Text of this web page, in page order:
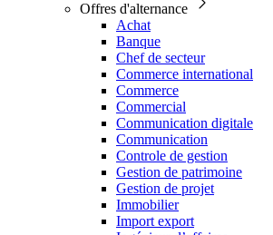
Offres d'alternance
Achat
Banque
Chef de secteur
Commerce international
Commerce
Commercial
Communication digitale
Communication
Controle de gestion
Gestion de patrimoine
Gestion de projet
Immobilier
Import export